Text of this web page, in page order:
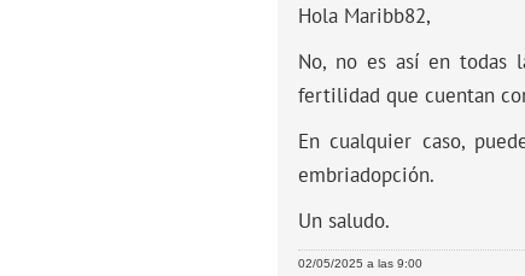
Hola Maribb82,
No, no es así en todas
fertilidad que cuentan
En cualquier caso,
embriadopción.
Un saludo.
02/05/2025 a las 9:00